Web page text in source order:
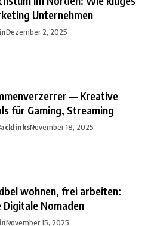
Unternehmen
Dezember 2, 2025
— Kreative
für Gaming, Streaming
November 18, 2025
wohnen, frei arbeiten:
Digitale Nomaden
November 15, 2025